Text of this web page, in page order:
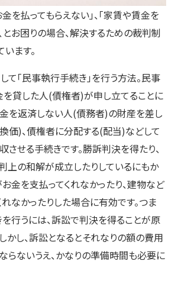
を払ってもらえない」、「家賃や賃金を
とお困りの場合、解決するための裁判制
ます。
て「民事執行手続き」を行う方法。民事
を貸した人(債権者)が申し立てることに
金を返済しない人(債務者)の財産を差し
価)、債権者に分配する(配当)などして
せる手続きです。勝訴判決を得たり、
上の和解が成立したりしているにもか
金を支払ってくれなかったり、建物など
なかったりした場合に有効です。つま
行うには、訴訟で判決を得ることが原
かし、訴訟となるとそれなりの額の費用
らないうえ、かなりの準備時間も必要に